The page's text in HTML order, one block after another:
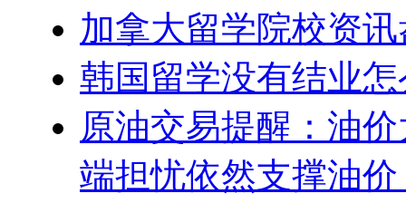
加拿大留学院校资
韩国留学没有结业
原油交易提醒：油
端担忧依然支撑油